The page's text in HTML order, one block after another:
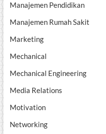
Manajemen Pendidikan
Manajemen Rumah Sakit
Marketing
Mechanical
Mechanical Engineering
Media Relations
Motivation
Networking